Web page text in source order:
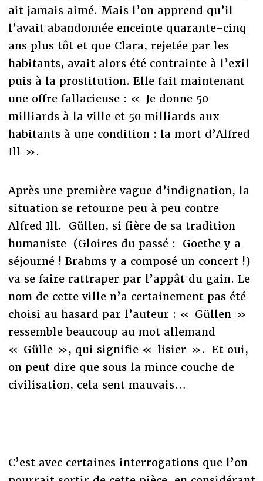
ait jamais aimé. Mais l’on apprend qu’il
l’avait abandonnée enceinte quarante-cinq
ans plus tôt et que Clara, rejetée par les
habitants, avait alors été contrainte à l’exil
puis à la prostitution. Elle fait maintenant
une offre fallacieuse : « Je donne 50
milliards à la ville et 50 milliards aux
habitants à une condition : la mort d’Alfred
Ill ».
Après une première vague d’indignation, la
situation se retourne peu à peu contre
Alfred Ill. Güllen, si fière de sa tradition
humaniste (Gloires du passé : Goethe y a
séjourné ! Brahms y a composé un concert !)
va se faire rattraper par l’appât du gain. Le
nom de cette ville n’a certainement pas été
choisi au hasard par l’auteur : « Güllen »
ressemble beaucoup au mot allemand
« Gülle », qui signifie « lisier ». Et oui,
on peut dire que sous la mince couche de
civilisation, cela sent mauvais…
C’est avec certaines interrogations que l’on